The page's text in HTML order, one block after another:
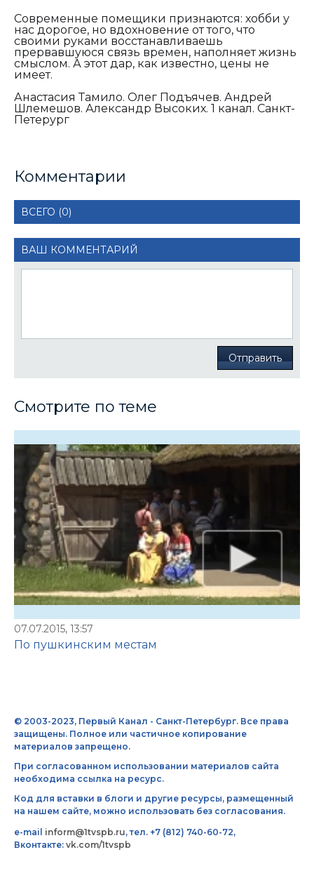
Современные помещики признаются: хобби у
нас дорогое, но вдохновение от того, что
своими руками восстанавливаешь
прервавшуюся связь времен, наполняет жизнь
смыслом. А этот дар, как известно, цены не
имеет.
Анастасия Тамило. Олег Подъячев. Андрей
Шлемешов. Александр Высоких. 1 канал. Санкт-
Петерург
Комментарии
ВСЕГО (0)
ВАШ КОММЕНТАРИЙ
Отправить
Смотрите по теме
07.07.2015, 13:57
По пушкинским местам
© 2003-2023, Первый Канал - Санкт-Петербург. Все права
защищены. Полное или частичное копирование
материалов запрещено.
При согласованном использовании материалов сайта
необходима ссылка на ресурс.
Код для вставки в блоги и другие ресурсы, размещенный
на нашем сайте, можно использовать без согласования.
e-mail inform@1tvspb.ru, тел. +7 (812) 740-60-72,
Вконтакте: vk.com/1tvspb